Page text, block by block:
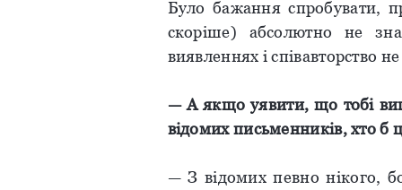
Було бажання спробувати,
скоріше) абсолютно не
виявленнях і співавторство
— А якщоуявити, що тобі
відомих письменників, хто б
— З відомих певно нікого,